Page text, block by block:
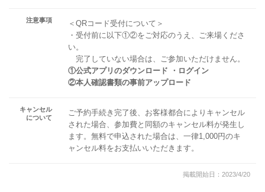
注意事項
＜QRコード受付について＞
・受付前に以下①②をご対応のうえ、ご来場くださ
い。
完了していない場合は、ご参加いただけません。
①公式アプリのダウンロード ・ログイン
②本人確認書類の事前アップロード
キャンセル
について
ご予約手続き完了後、お客様都合によりキャンセル
された場合、参加費と同額のキャンセル料が発生し
ます。無料で申込された場合は、一律1,000円のキ
ャンセル料をお支払いいただきます。
掲載開始日：2023/4/20